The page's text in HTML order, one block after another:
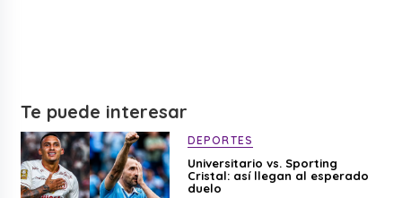
Te puede interesar
DEPORTES
Universitario vs. Sporting
Cristal: así llegan al esperado
duelo